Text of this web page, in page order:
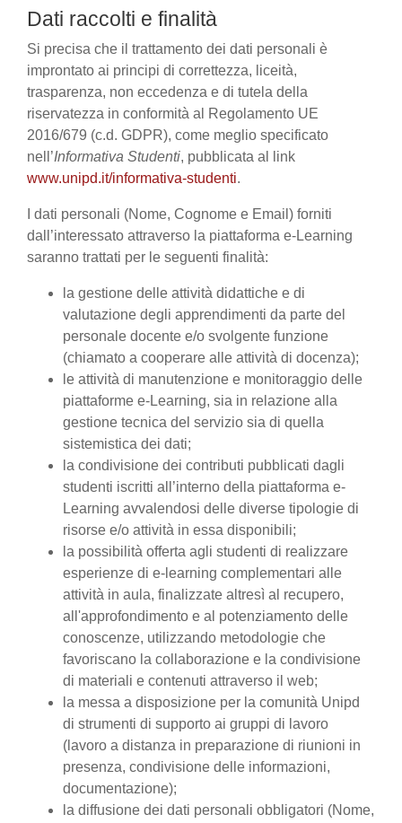
Dati raccolti e finalità
Si precisa che il trattamento dei dati personali è
improntato ai principi di correttezza, liceità,
trasparenza, non eccedenza e di tutela della
riservatezza in conformità al Regolamento UE
2016/679 (c.d. GDPR), come meglio specificato
nell’Informativa Studenti, pubblicata al link
www.unipd.it/informativa-studenti.
I dati personali (Nome, Cognome e Email) forniti
dall’interessato attraverso la piattaforma e-Learning
saranno trattati per le seguenti finalità:
la gestione delle attività didattiche e di
valutazione degli apprendimenti da parte del
personale docente e/o svolgente funzione
(chiamato a cooperare alle attività di docenza);
le attività di manutenzione e monitoraggio delle
piattaforme e-Learning, sia in relazione alla
gestione tecnica del servizio sia di quella
sistemistica dei dati;
la condivisione dei contributi pubblicati dagli
studenti iscritti all’interno della piattaforma e-
Learning avvalendosi delle diverse tipologie di
risorse e/o attività in essa disponibili;
la possibilità offerta agli studenti di realizzare
esperienze di e-learning complementari alle
attività in aula, finalizzate altresì al recupero,
all'approfondimento e al potenziamento delle
conoscenze, utilizzando metodologie che
favoriscano la collaborazione e la condivisione
di materiali e contenuti attraverso il web;
la messa a disposizione per la comunità Unipd
di strumenti di supporto ai gruppi di lavoro
(lavoro a distanza in preparazione di riunioni in
presenza, condivisione delle informazioni,
documentazione);
la diffusione dei dati personali obbligatori (Nome,